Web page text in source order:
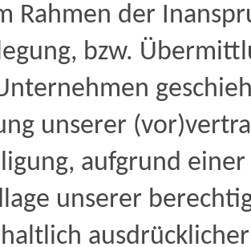
Rahmen der
bzw.
unserer
aufgrund
unserer